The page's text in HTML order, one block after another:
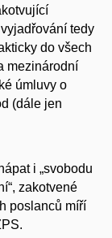
tedy
do všech
mezinárodní
úmluvy o
(dále jen
i „svobodu
zakotvené
poslanců míří